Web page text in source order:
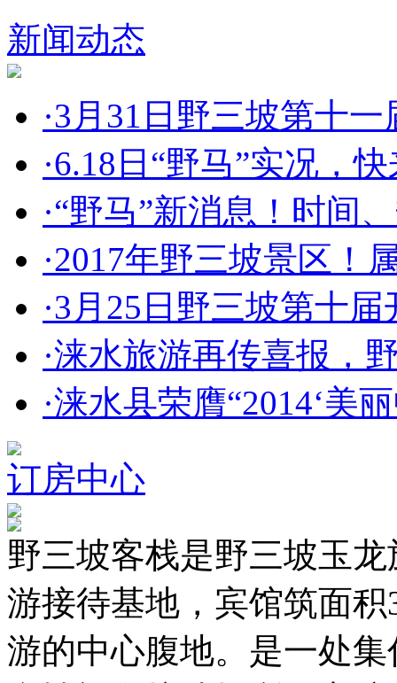
新闻动态
·3月31日野三坡第十一
·6.18日“野马”实况，快
·“野马”新消息！时间
·2017年野三坡景区！
·3月25日野三坡第十届
·涞水旅游再传喜报，
·涞水县荣膺“2014‘美
订房中心
野三坡客栈是野三坡玉
游接待基地，宾馆筑面
游的中心腹地。是一处